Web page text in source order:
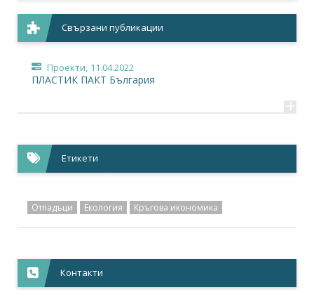
Свързани публикации
Проекти, 11.04.2022
ПЛАСТИК ПАКТ България
+
Етикети
Отпадъци Екология Кръгова икономика
Контакти